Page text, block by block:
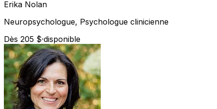
Erika Nolan
Neuropsychologue, Psychologue clinicienne
Dès 205 $·disponible